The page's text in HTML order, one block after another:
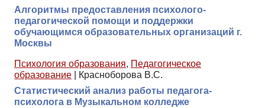
Алгоритмы предоставления психолого-
педагогической помощи и поддержки
обучающимся образовательных организаций г.
Москвы
Психология образования, Педагогическое
образование
Красноборова В.С.
Статистический анализ работы педагога-
психолога в Музыкальном колледже